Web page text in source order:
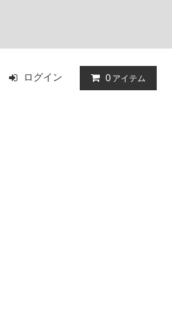
ログイン 0 アイテム